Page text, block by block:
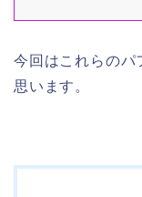
今回はこれらのパ
思います。